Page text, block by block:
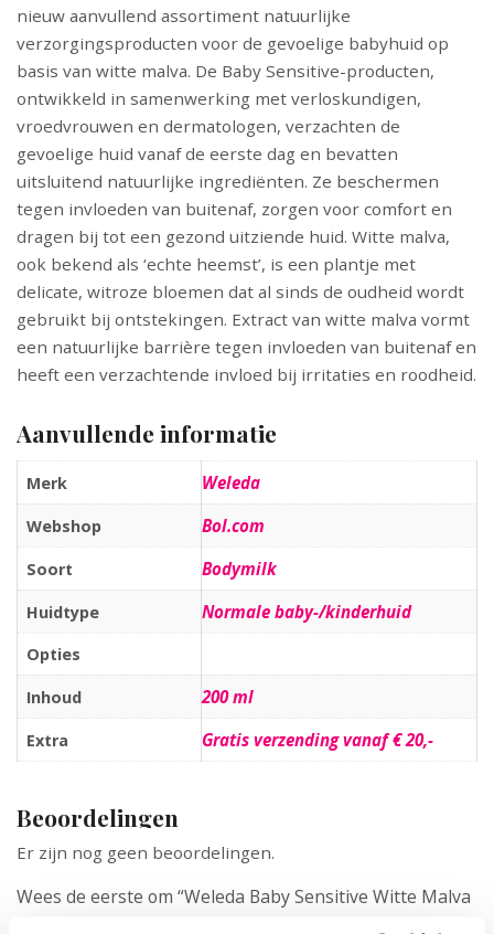
nieuw aanvullend assortiment natuurlijke
verzorgingsproducten voor de gevoelige babyhuid op
basis van witte malva. De Baby Sensitive-producten,
ontwikkeld in samenwerking met verloskundigen,
vroedvrouwen en dermatologen, verzachten de
gevoelige huid vanaf de eerste dag en bevatten
uitsluitend natuurlijke ingrediënten. Ze beschermen
tegen invloeden van buitenaf, zorgen voor comfort en
dragen bij tot een gezond uitziende huid. Witte malva,
ook bekend als ‘echte heemst’, is een plantje met
delicate, witroze bloemen dat al sinds de oudheid wordt
gebruikt bij ontstekingen. Extract van witte malva vormt
een natuurlijke barrière tegen invloeden van buitenaf en
heeft een verzachtende invloed bij irritaties en roodheid.
Aanvullende informatie
Merk Weleda
Webshop Bol.com
Soort Bodymilk
Huidtype Normale baby-/kinderhuid
Opties
Inhoud 200 ml
Extra Gratis verzending vanaf € 20,-
Beoordelingen
Er zijn nog geen beoordelingen.
Wees de eerste om “Weleda Baby Sensitive Witte Malva